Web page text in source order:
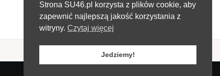
Strona SU46.pl korzysta z plików cookie, aby
zapewnić najlepszą jakość korzystania z
witryny. Czytaj więcej
Jedziemy!